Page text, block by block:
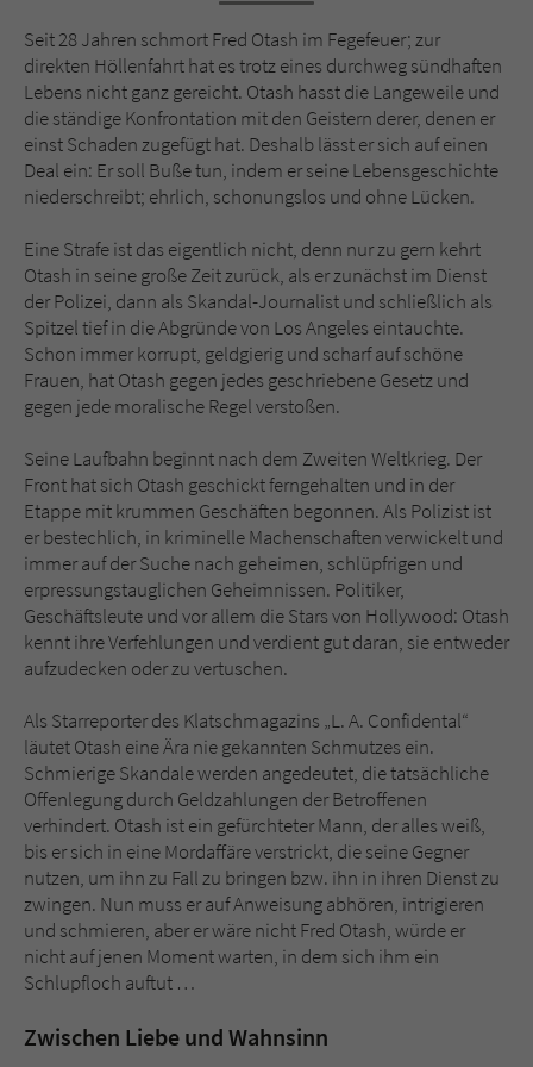
Seit 28 Jahren schmort Fred Otash im Fegefeuer; zur
direkten Höllenfahrt hat es trotz eines durchweg sündhaften
Lebens nicht ganz gereicht. Otash hasst die Langeweile und
die ständige Konfrontation mit den Geistern derer, denen er
einst Schaden zugefügt hat. Deshalb lässt er sich auf einen
Deal ein: Er soll Buße tun, indem er seine Lebensgeschichte
niederschreibt; ehrlich, schonungslos und ohne Lücken.
Eine Strafe ist das eigentlich nicht, denn nur zu gern kehrt
Otash in seine große Zeit zurück, als er zunächst im Dienst
der Polizei, dann als Skandal-Journalist und schließlich als
Spitzel tief in die Abgründe von Los Angeles eintauchte.
Schon immer korrupt, geldgierig und scharf auf schöne
Frauen, hat Otash gegen jedes geschriebene Gesetz und
gegen jede moralische Regel verstoßen.
Seine Laufbahn beginnt nach dem Zweiten Weltkrieg. Der
Front hat sich Otash geschickt ferngehalten und in der
Etappe mit krummen Geschäften begonnen. Als Polizist ist
er bestechlich, in kriminelle Machenschaften verwickelt und
immer auf der Suche nach geheimen, schlüpfrigen und
erpressungstauglichen Geheimnissen. Politiker,
Geschäftsleute und vor allem die Stars von Hollywood: Otash
kennt ihre Verfehlungen und verdient gut daran, sie entweder
aufzudecken oder zu vertuschen.
Als Starreporter des Klatschmagazins „L. A. Confidental“
läutet Otash eine Ära nie gekannten Schmutzes ein.
Schmierige Skandale werden angedeutet, die tatsächliche
Offenlegung durch Geldzahlungen der Betroffenen
verhindert. Otash ist ein gefürchteter Mann, der alles weiß,
bis er sich in eine Mordaffäre verstrickt, die seine Gegner
nutzen, um ihn zu Fall zu bringen bzw. ihn in ihren Dienst zu
zwingen. Nun muss er auf Anweisung abhören, intrigieren
und schmieren, aber er wäre nicht Fred Otash, würde er
nicht auf jenen Moment warten, in dem sich ihm ein
Schlupfloch auftut …
Zwischen Liebe und Wahnsinn
Sicherheitscode des Kontaktformulars zu
überprüfen.